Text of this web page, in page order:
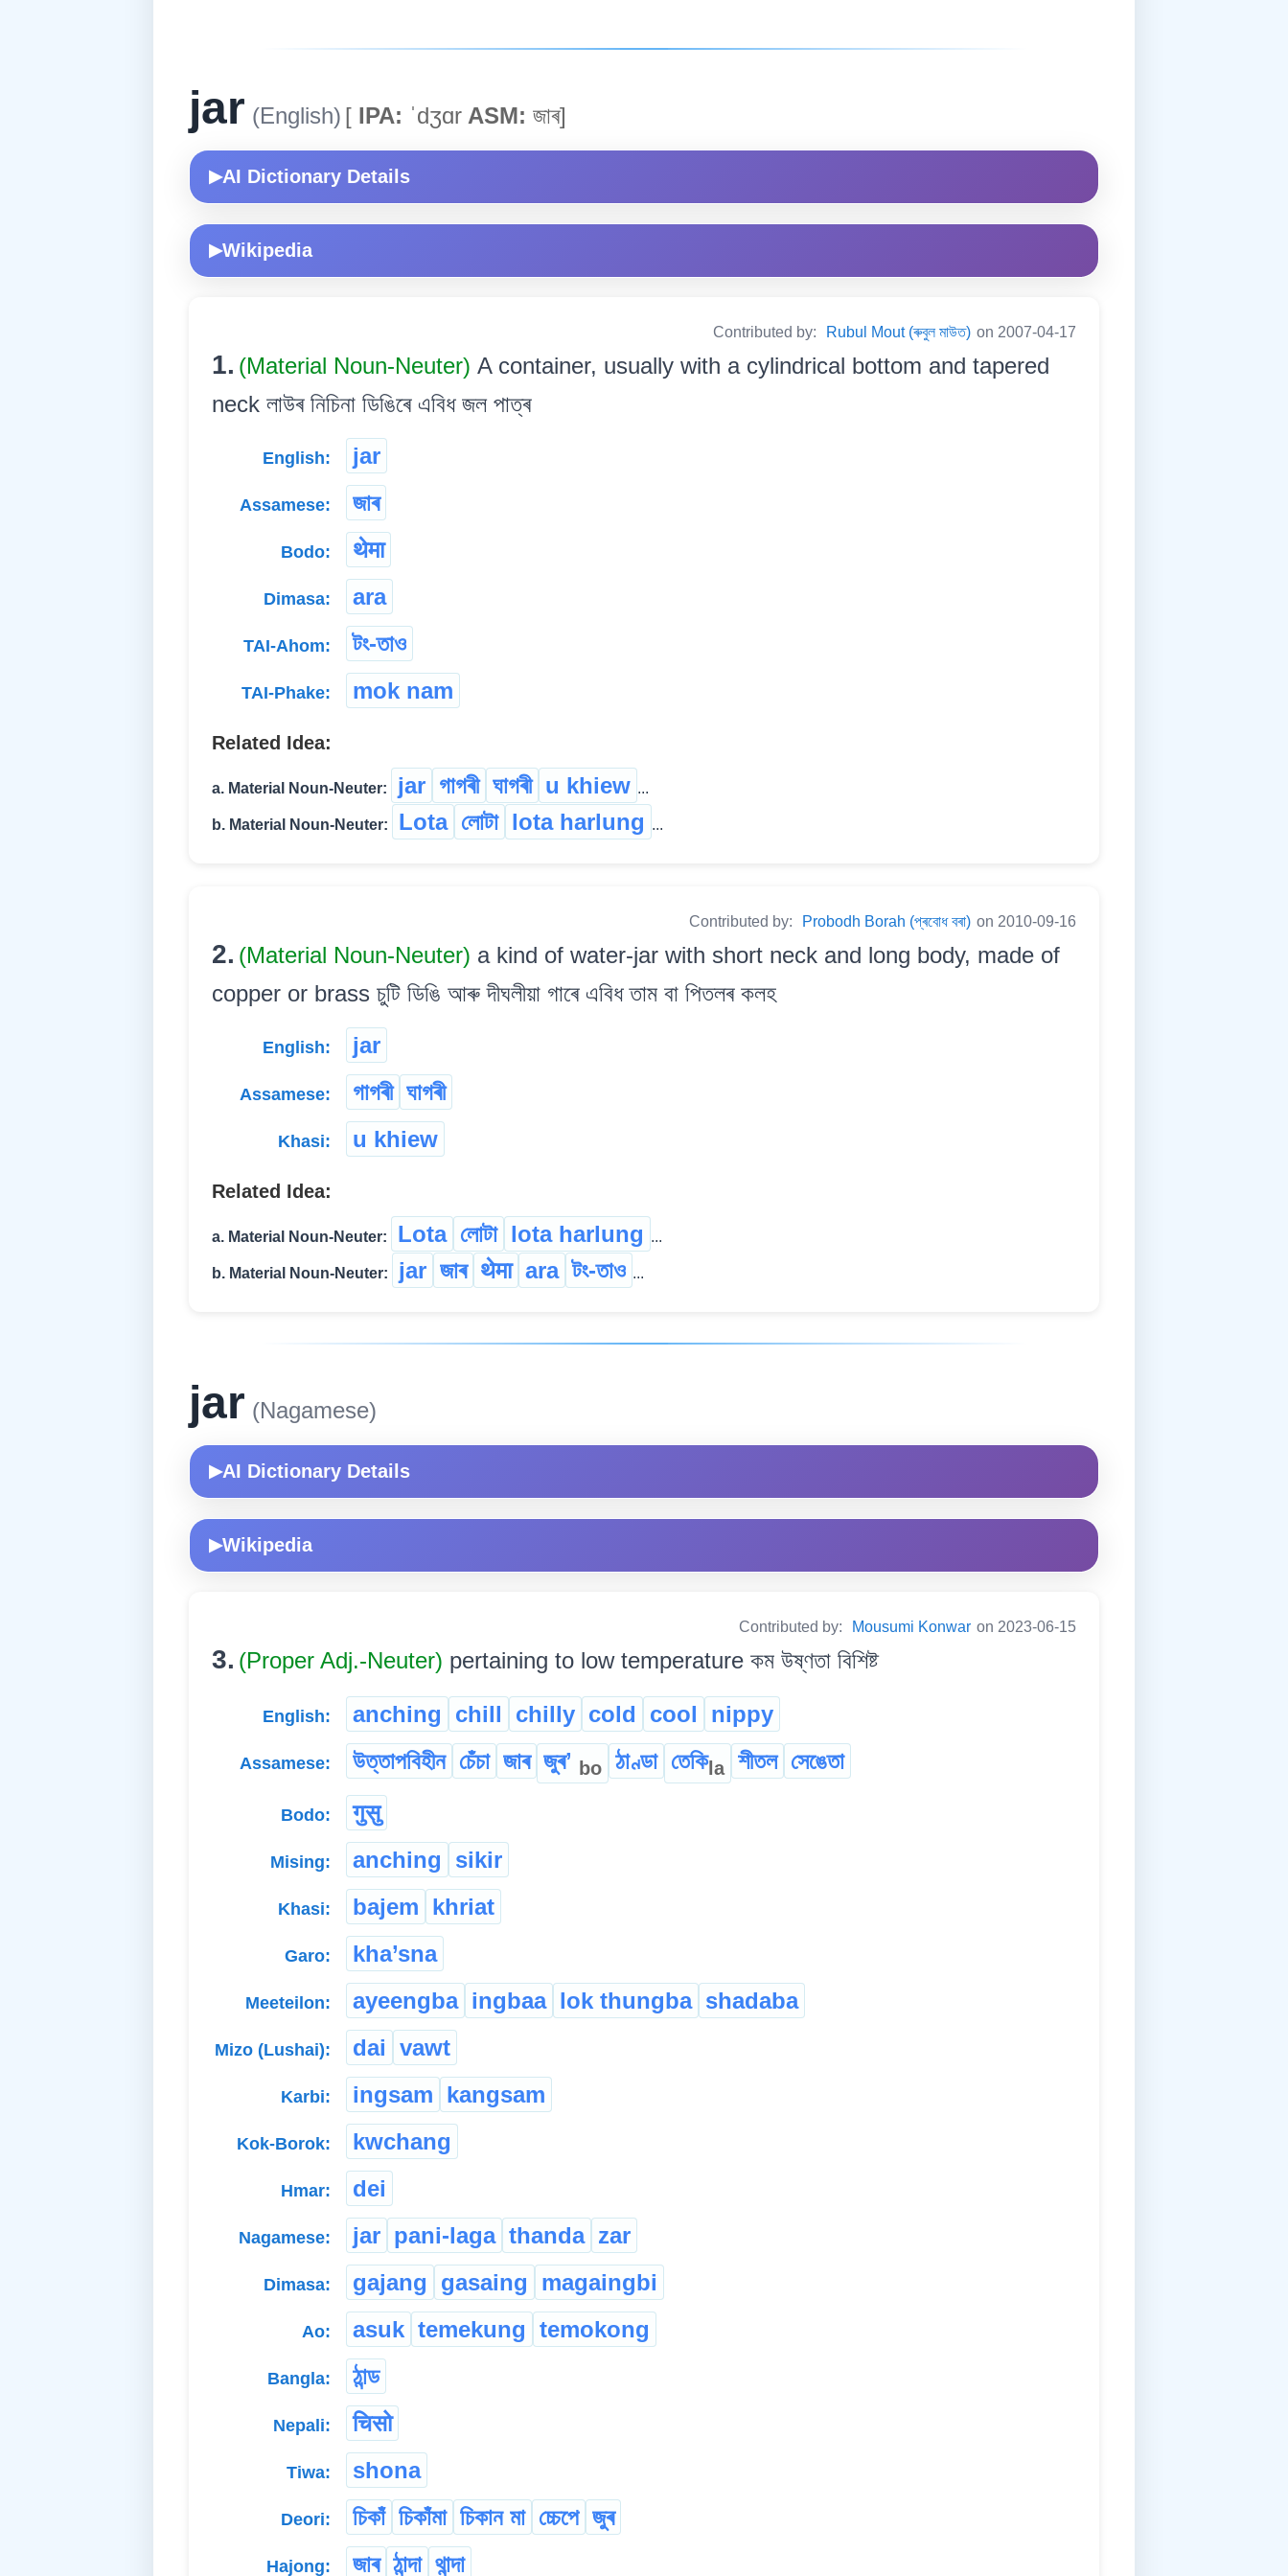
jar (English) [ IPA: ˈdʒɑr ASM: জাৰ]
▶AI Dictionary Details
▶Wikipedia
Contributed by: Rubul Mout (ৰুবুল মাউত) on 2007-04-17
1. (Material Noun-Neuter) A container, usually with a cylindrical bottom and tapered
neck লাউৰ নিচিনা ডিঙিৰে এবিধ জল পাত্ৰ
English: jar
Assamese: জাৰ
Bodo: थेमा
Dimasa: ara
TAI-Ahom: টং-তাও
TAI-Phake: mok nam
Related Idea:
a. Material Noun-Neuter: jar গাগৰী ঘাগৰী u khiew ...
b. Material Noun-Neuter: Lota লোটা lota harlung ...
Contributed by: Probodh Borah (প্ৰবোধ বৰা) on 2010-09-16
2. (Material Noun-Neuter) a kind of water-jar with short neck and long body, made of
copper or brass চুটি ডিঙি আৰু দীঘলীয়া গাৰে এবিধ তাম বা পিতলৰ কলহ
English: jar
Assamese: গাগৰী ঘাগৰী
Khasi: u khiew
Related Idea:
a. Material Noun-Neuter: Lota লোটা lota harlung ...
b. Material Noun-Neuter: jar জাৰ थेमा ara টং-তাও ...
jar (Nagamese)
▶AI Dictionary Details
▶Wikipedia
Contributed by: Mousumi Konwar on 2023-06-15
3. (Proper Adj.-Neuter) pertaining to low temperature কম উষ্ণতা বিশিষ্ট
English: anching chill chilly cold cool nippy
Assamese: উত্তাপবিহীন চেঁচা জাৰ জুৰʼ bo ঠাণ্ডা তেকিla শীতল সেঙেতা
Bodo: गुसु
Mising: anching sikir
Khasi: bajem khriat
Garo: kha’sna
Meeteilon: ayeengba ingbaa lok thungba shadaba
Mizo (Lushai): dai vawt
Karbi: ingsam kangsam
Kok-Borok: kwchang
Hmar: dei
Nagamese: jar pani-laga thanda zar
Dimasa: gajang gasaing magaingbi
Ao: asuk temekung temokong
Bangla: ঠান্ড
Nepali: चिसो
Tiwa: shona
Deori: চিকাঁ চিকাঁমা চিকান মা চ্চেপে জুৰ
Hajong: জাৰ ঠান্দা থান্দা